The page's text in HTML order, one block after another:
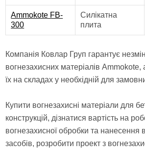
Ammokote FB-
300
Силікатна
плита
Компанія Ковлар Груп гарантує
вогнезахисних матеріалів Ammokote,
їх на складах у необхідній для
Купити вогнезахисні матеріали для
конструкцій, дізнатися вартість на
вогнезахисної обробки та нанесення
засобів, розробити проект з